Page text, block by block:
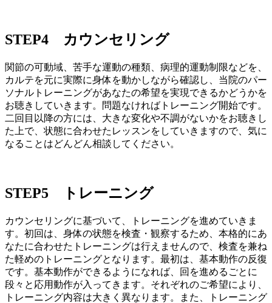
STEP4 カウンセリング
関節の可動域、苦手な運動の種類、病理的運動制限などを、
カルテを元に実際に身体を動かしながら確認し、当院のパー
ソナルトレーニングがあなたの希望を実現できるかどうかを
お聴きしていきます。問題なければトレーニング開始です。
二回目以降の方には、大きな変化や不調がないかをお聴きし
た上で、状態に合わせたレッスンをしていきますので、気に
なることはどんどん相談してください。
STEP5 トレーニング
カウンセリングに基づいて、トレーニングを進めていきま
す。初回は、身体の状態を検査・観察するため、本格的にあ
なたに合わせたトレーニングは行えませんので、検査を兼ね
た軽めのトレーニングとなります。最初は、基本動作の反復
です。基本動作ができるようになれば、回を進めるごとに
段々と応用動作が入ってきます。それぞれのご希望により、
トレーニング内容は大きく異なります。また、トレーニング